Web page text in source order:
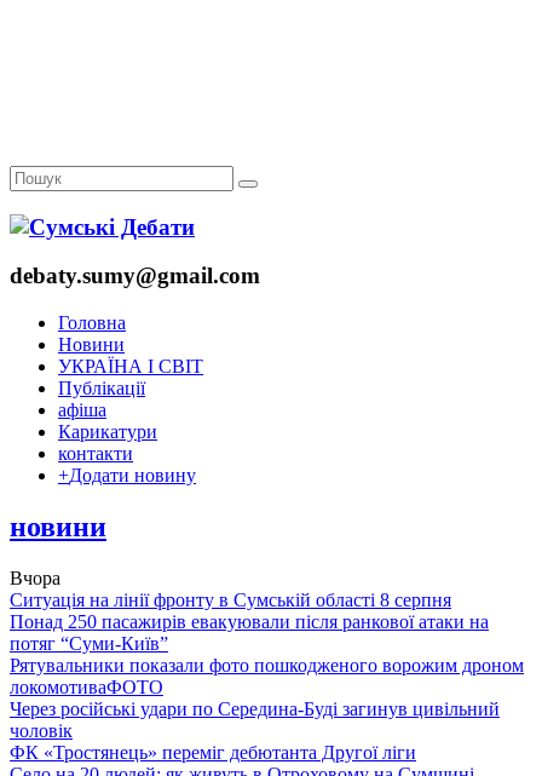
debaty.sumy@gmail.com
Головна
Новини
УКРАЇНА І СВІТ
Публікації
афіша
Карикатури
контакти
+Додати новину
новини
Вчора
Ситуація на лінії фронту в Сумській області 8 серпня
Понад 250 пасажирів евакуювали після ранкової атаки на
потяг “Суми-Київ”
Рятувальники показали фото пошкодженого ворожим дроном
локомотиваФОТО
Через російські удари по Середина-Буді загинув цивільний
чоловік
ФК «Тростянець» переміг дебютанта Другої ліги